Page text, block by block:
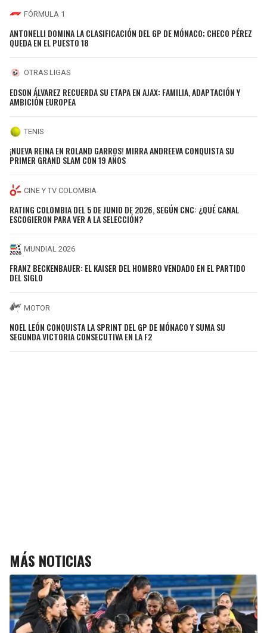
FÓRMULA 1
ANTONELLI DOMINA LA CLASIFICACIÓN DEL GP DE MÓNACO; CHECO PÉREZ
QUEDA EN EL PUESTO 18
OTRAS LIGAS
EDSON ÁLVAREZ RECUERDA SU ETAPA EN AJAX: FAMILIA, ADAPTACIÓN Y
AMBICIÓN EUROPEA
TENIS
¡NUEVA REINA EN ROLAND GARROS! MIRRA ANDREEVA CONQUISTA SU
PRIMER GRAND SLAM CON 19 AÑOS
CINE Y TV COLOMBIA
RATING COLOMBIA DEL 5 DE JUNIO DE 2026, SEGÚN CNC: ¿QUÉ CANAL
ESCOGIERON PARA VER A LA SELECCIÓN?
MUNDIAL 2026
FRANZ BECKENBAUER: EL KAISER DEL HOMBRO VENDADO EN EL PARTIDO
DEL SIGLO
MOTOR
NOEL LEÓN CONQUISTA LA SPRINT DEL GP DE MÓNACO Y SUMA SU
SEGUNDA VICTORIA CONSECUTIVA EN LA F2
MÁS NOTICIAS